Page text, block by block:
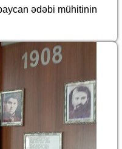
ədəbi mühitinin